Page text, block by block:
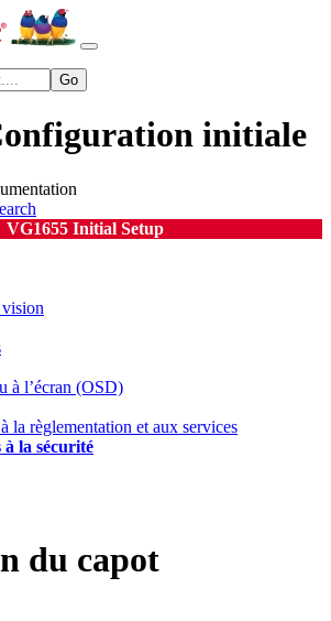
initiale
VG1655 Initial Setup
vision
à l’écran (OSD)
la règlementation et aux services
la sécurité
du capot